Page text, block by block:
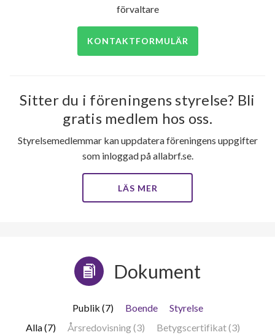
förvaltare
KONTAKTFORMULÄR
Sitter du i föreningens styrelse? Bli
gratis medlem hos oss.
Styrelsemedlemmar kan uppdatera föreningens uppgifter
som inloggad på allabrf.se.
LÄS MER
Dokument
Publik (7) Boende
Styrelse
Alla (7)
Årsredovisning (3)
Betygscertifikat (3)